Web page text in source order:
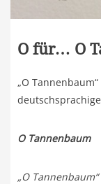
O für… O
„O
O Tannenbaum
„O